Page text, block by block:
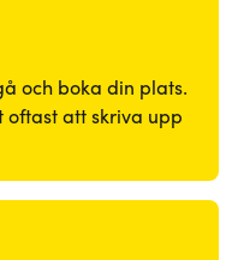
och boka din plats.
oftast att skriva upp